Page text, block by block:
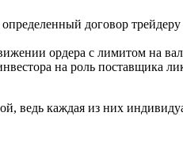
договор трейдеру
ордера с лимитом на
на роль поставщика
ведь каждая из них